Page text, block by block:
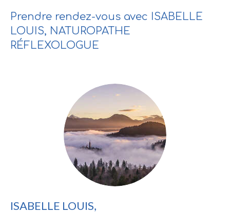
Prendre rendez-vous avec ISABELLE
LOUIS, NATUROPATHE
RÉFLEXOLOGUE
ISABELLE LOUIS,